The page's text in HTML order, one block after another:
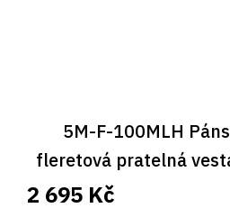
5M-F-100MLH
fleretová pratelná
2 695 Kč